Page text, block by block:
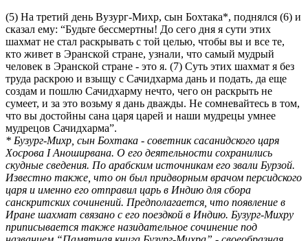
(5) На третий день Вузург-Михр, сын Бохтака*, поднялся (6) и
сказал ему: “Будьте бессмертны! До сего дня я сути этих
шахмат не стал раскрывать с той целью, чтобы вы и все те,
кто живет в Эранской стране, узнали, что самый мудрый
человек в Эранской стране - это я. (7) Суть этих шахмат я без
труда раскрою и взыщу с Сачидхарма дань и подать, да еще
создам и пошлю Сачидхарму нечто, чего он раскрыть не
сумеет, и за это возьму я дань дважды. Не сомневайтесь в том,
что вы достойны сана царя царей и наши мудрецы умнее
мудрецов Сачидхарма”.
* Бузург-Михр, сын Бохтака - советник сасанидского царя
Хосрова I Аноширвана. О его деятельности сохранились
скудные сведения. По арабским источникам его звали Бурзой.
Известно также, что он был придворным врачом персидского
царя и именно его отправил царь в Индию для сбора
санскритских сочинений. Предполагается, что появление в
Иране шахмат связано с его поездкой в Индию. Бузург-Михру
приписывается также назидательное сочинение под